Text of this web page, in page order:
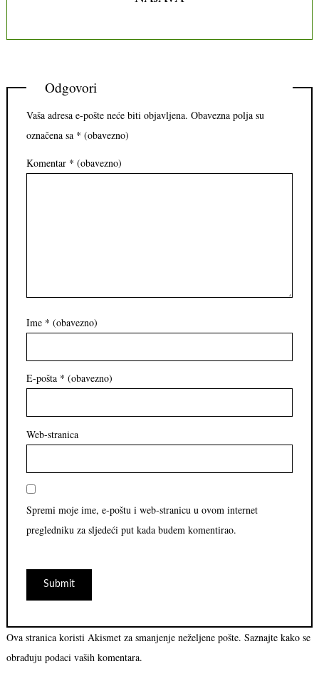
Odgovori
Vaša adresa e-pošte neće biti objavljena. Obavezna polja su
označena sa * (obavezno)
Komentar * (obavezno)
Ime * (obavezno)
E-pošta * (obavezno)
Web-stranica
Spremi moje ime, e-poštu i web-stranicu u ovom internet
pregledniku za sljedeći put kada budem komentirao.
Ova stranica koristi Akismet za smanjenje neželjene pošte. Saznajte kako se
obrađuju podaci vaših komentara.